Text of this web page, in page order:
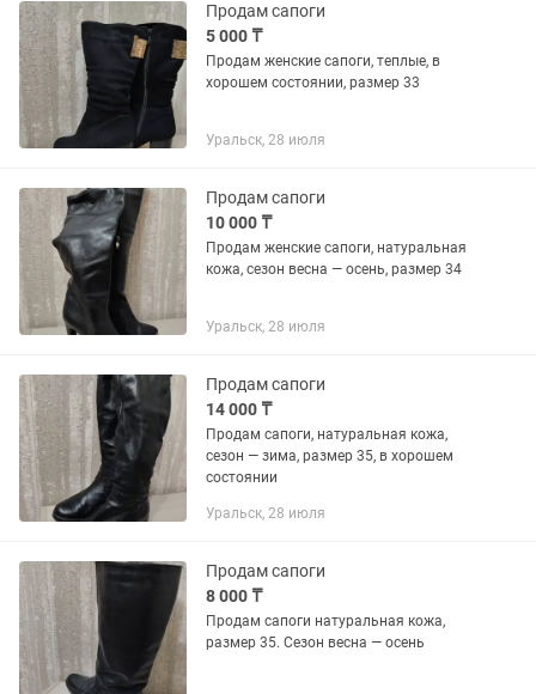
Продам сапоги
5 000 ₸
Продам женские сапоги, теплые, в
хорошем состоянии, размер 33
Уральск, 28 июля
Продам сапоги
10 000 ₸
Продам женские сапоги, натуральная
кожа, сезон весна — осень, размер 34
Уральск, 28 июля
Продам сапоги
14 000 ₸
Продам сапоги, натуральная кожа,
сезон — зима, размер 35, в хорошем
состоянии
Уральск, 28 июля
Продам сапоги
8 000 ₸
Продам сапоги натуральная кожа,
размер 35. Сезон весна — осень